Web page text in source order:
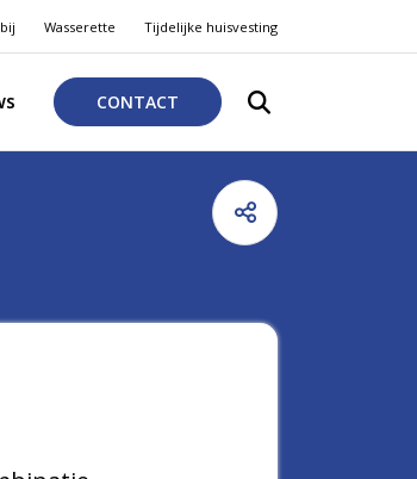
Wasserette Tijdelijke huisvesting
CONTACT